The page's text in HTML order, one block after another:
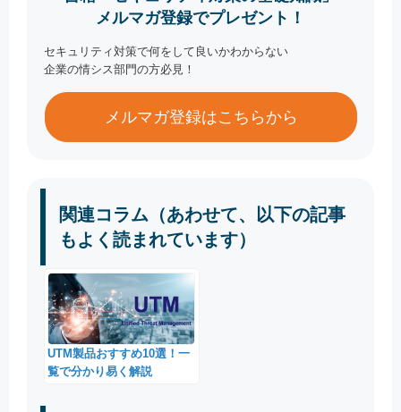
メルマガ登録でプレゼント！
セキュリティ対策で何をして良いかわからない
企業の情シス部門の方必見！
メルマガ登録はこちらから
関連コラム（あわせて、以下の記事
もよく読まれています）
UTM製品おすすめ10選！一
覧で分かり易く解説